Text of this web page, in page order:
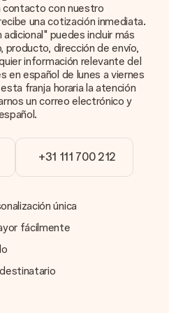
para que el destinatario
por esta hermosa
un servicio de envoltura de
Los regalos se envían en
de fiesta. Así, tu obsequio
enviarse directamente al
de entrega y
entrega?
no es posible. Una vez
pedido, recibirás una
de entrega. Una vez
el regalo.
contacto con nuestro
una cotización inmediata.
puedes incluir más
producto, dirección de envío,
información relevante del
en español de lunes a viernes
franja horaria la atención
un correo electrónico y
+31 111 700 212
única
fácilmente